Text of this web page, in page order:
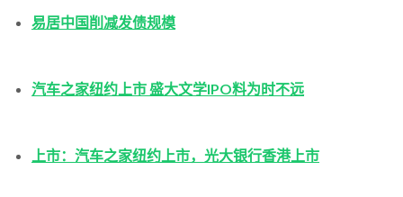
易居中国削减发债规模
汽车之家纽约上市 盛大文学IPO料为时不远
上市：汽车之家纽约上市，光大银行香港上市